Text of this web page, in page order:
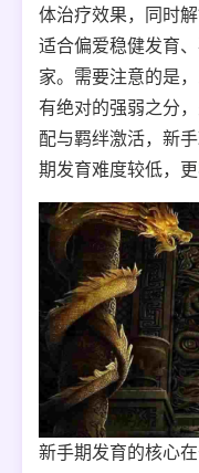
体治疗效果，同时
适合偏爱稳健发育
家。需要注意的是
有绝对的强弱之分
配与羁绊激活，新
期发育难度较低，
新手期发育的核心